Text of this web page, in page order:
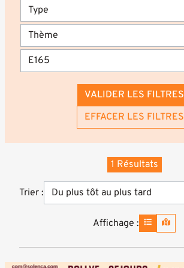
VALIDER LES FILTRES
EFFACER LES FILTRES
Trier :
1 Résultats
Affichage :